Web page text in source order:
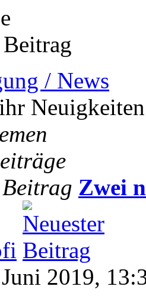
/ News
Zwei
2019,